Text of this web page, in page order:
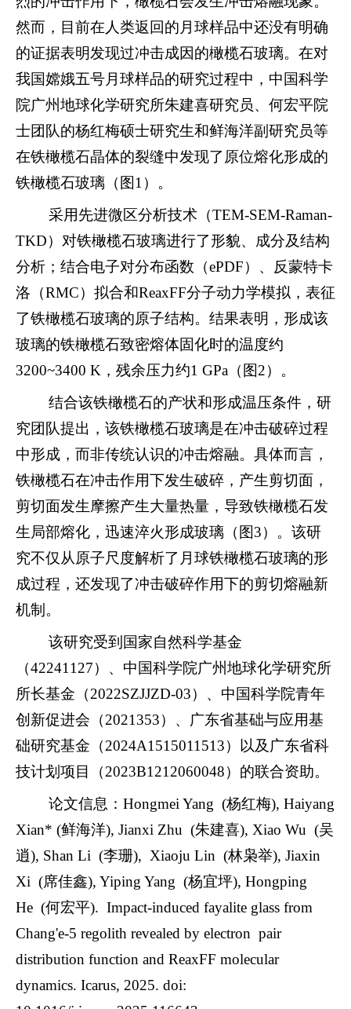
然而，目前在人类返回的月球样品中还没有明确
的证据表明发现过冲击成因的橄榄石玻璃。在对
我国嫦娥五号月球样品的研究过程中，中国科学
院广州地球化学研究所朱建喜研究员、何宏平院
士团队的杨红梅硕士研究生和鲜海洋副研究员等
在铁橄榄石晶体的裂缝中发现了原位熔化形成的
铁橄榄石玻璃（图1 ）。
采用先进微区分析技术（TEM-SEM-Raman-
TKD）对铁橄榄石玻璃进行了形貌、成分及结构
分析；结合电子对分布函数（ePDF）、反蒙特卡
洛（RMC）拟合和ReaxFF分子动力学模拟，表征
了铁橄榄石玻璃的原子结构。结果表明，形成该
玻璃的铁橄榄石致密熔体固化时的温度约
3200~3400 K ，残余压力约1 GPa （图2）。
结合该铁橄榄石的产状和形成温压条件，研
究团队提出，该铁橄榄石玻璃是在冲击破碎过程
中形成，而非传统认识的冲击熔融。具体而言，
铁橄榄石在冲击作用下发生破碎，产生剪切面，
剪切面发生摩擦产生大量热量，导致铁橄榄石发
生局部熔化，迅速淬火形成玻璃（图3）。该研
究不仅从原子尺度解析了月球铁橄榄石玻璃的形
成过程，还发现了冲击破碎作用下的剪切熔融新
机制。
该研究受到国家自然科学基金
（42241127）、中国科学院广州地球化学研究所
所长基金（2022SZJJZD-03）、中国科学院青年
创新促进会（2021353）、广东省基础与应用基
础研究基金（2024A1515011513）以及广东省科
技计划项目（2023B1212060048）的联合资助。
论文信息： Hongmei Yang (杨红梅), Haiyang
Xian* (鲜海洋), Jianxi Zhu (朱建喜), Xiao Wu (吴
逍), Shan Li (李珊), Xiaoju Lin (林枭举), Jiaxin
Xi (席佳鑫), Yiping Yang (杨宜坪), Hongping
He (何宏平). Impact-induced fayalite glass from
Chang'e-5 regolith revealed by electron pair
distribution function and ReaxFF molecular
dynamics. Icarus, 2025. doi: